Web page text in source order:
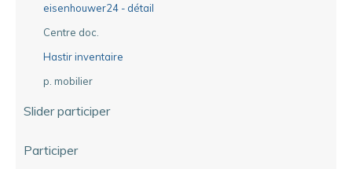
eisenhouwer24 - détail
Centre doc.
Hastir inventaire
p. mobilier
Slider participer
Participer